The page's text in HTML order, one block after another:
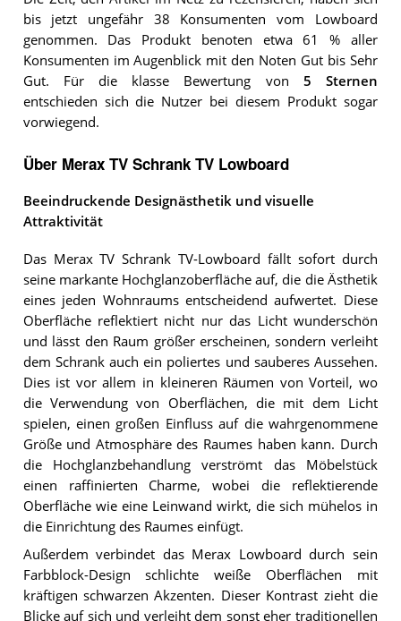
bis jetzt ungefähr 38 Konsumenten vom Lowboard
genommen. Das Produkt benoten etwa 61 % aller
Konsumenten im Augenblick mit den Noten Gut bis Sehr
Gut. Für die klasse Bewertung von 5 Sternen
entschieden sich die Nutzer bei diesem Produkt sogar
vorwiegend.
Über Merax TV Schrank TV Lowboard
Beeindruckende Designästhetik und visuelle
Attraktivität
Das Merax TV Schrank TV-Lowboard fällt sofort durch
seine markante Hochglanzoberfläche auf, die die Ästhetik
eines jeden Wohnraums entscheidend aufwertet. Diese
Oberfläche reflektiert nicht nur das Licht wunderschön
und lässt den Raum größer erscheinen, sondern verleiht
dem Schrank auch ein poliertes und sauberes Aussehen.
Dies ist vor allem in kleineren Räumen von Vorteil, wo
die Verwendung von Oberflächen, die mit dem Licht
spielen, einen großen Einfluss auf die wahrgenommene
Größe und Atmosphäre des Raumes haben kann. Durch
die Hochglanzbehandlung verströmt das Möbelstück
einen raffinierten Charme, wobei die reflektierende
Oberfläche wie eine Leinwand wirkt, die sich mühelos in
die Einrichtung des Raumes einfügt.
Außerdem verbindet das Merax Lowboard durch sein
Farbblock-Design schlichte weiße Oberflächen mit
kräftigen schwarzen Akzenten. Dieser Kontrast zieht die
Blicke auf sich und verleiht dem sonst eher traditionellen